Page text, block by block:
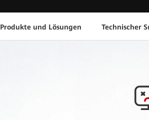
Produkte und Lösungen Technischer